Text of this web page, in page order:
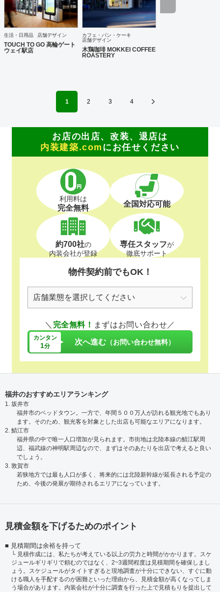
たデザインを体感することで、愛着という無形の財産を築き
ます。 グラフィックデザイン：VI、ロゴ、パッケージ、ブッ
ク、広告、サイン計画など 視覚体験を可能にすることによっ
ザイン：Web、映像、インタラクティブサイン、デジタルサ
イネージなど コミュニケーションのデジタル化することで、
生活の多様性を図ります。 アートディレクション：広告、装
JR東日本スタートアップ株式会社、株式会社TOUCH TO
GO、無人決済店舗TOUCH TO GO、ANA FESTA株式会社、
ファミリーマート・ファミマ!!・トモニーなどの無人決済デ
など大手企業や個人問わず実績多数。
生活・日用品 店舗デザイン
TOUCH TO GO 高輪ゲート
ウェイ駅店
カフェ・パン・ケーキ
店舗デザイン
木鶏珈琲 MOKKEI COFFEE
ROASTERY
1 2 3 4
お店の出店、改装、退店は
内装建築.com にお任せください
利用料は
完全無料 全国対応可能
約700社の
内装会社が登録
専任スタッフが
徹底サポート
物件契約前でもOK！
＼ 完全無料！ まずはお問い合わせ／
カンタン
1分 次へ進む （お問い合わせ無料）
福井のおすすめエリアランキング
1. 坂井市
福井市のベッドタウン。一方で、年間５００万人が訪れる観光地でもあり
ます。そのため、観光客を対象とした出店も可能なエリアになります。
2. 鯖江市
福井県の中で唯一人口増加が見られます。市街地は北陸本線の鯖江駅周
辺、福武線の神明駅周辺なので、まずはそのあたりを出店で考えると良い
でしょう。
3. 敦賀市
若狭地方では最も人口が多く、将来的には北陸新幹線が延長される予定の
ため、今後の発展が期待されるエリアになっています。
見積金額を下げるためのポイント
見積期間は余裕を持って
見積作成には、私たちが考えている以上の労力と時間がかかります。スケ
ジュールギリギリで頼むのではなく、2~3週間程度は見積期間を確保しまし
ょう。スケジュールがタイトすぎると現地調査が十分にできない、すぐに動
ける職人を手配するのが困難といった理由から、見積金額が高くなってしま
う場合があります。内装会社が十分に調査を行った上で見積もりを提出して